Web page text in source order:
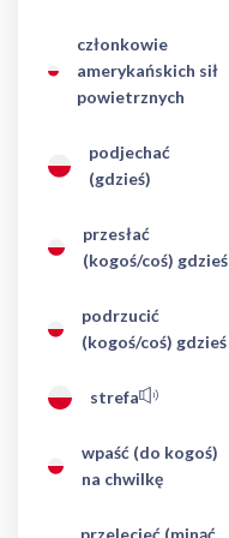
członkowie
amerykańskich sił
powietrznych
podjechać
(gdzieś)
przesłać
(kogoś/coś) gdzieś
podrzucić
(kogoś/coś) gdzieś
strefa
wpaść (do kogoś)
na chwilkę
przelecieć (minąć